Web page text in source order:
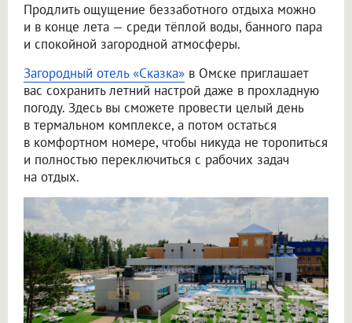
Продлить ощущение беззаботного отдыха можно
и в конце лета — среди тёплой воды, банного пара
и спокойной загородной атмосферы.
Загородный отель «Сказка» в Омске приглашает
вас сохранить летний настрой даже в прохладную
погоду. Здесь вы сможете провести целый день
в термальном комплексе, а потом остаться
в комфортном номере, чтобы никуда не торопиться
и полностью переключиться с рабочих задач
на отдых.